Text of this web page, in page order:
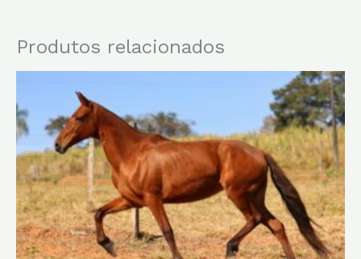
Produtos relacionados